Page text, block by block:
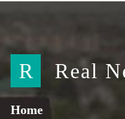
R Real
Home